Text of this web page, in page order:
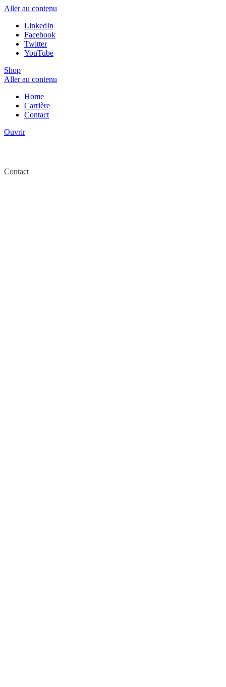
Aller au contenu
LinkedIn
Facebook
Twitter
YouTube
Shop
Aller au contenu
Home
Carrière
Contact
Ouvrir
Contact